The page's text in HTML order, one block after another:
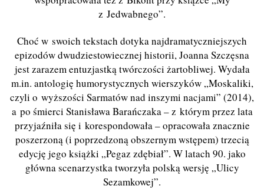
z Jedwabnego”.
Choć w swoich tekstach dotyka najdramatyczniejszych
epizodów dwudziestowiecznej historii, Joanna Szczęsna
jest zarazem entuzjastką twórczości żartobliwej. Wydała
m.in. antologię humorystycznych wierszyków „Moskaliki,
czyli o wyższości Sarmatów nad inszymi nacjami” (2014),
a po śmierci Stanisława Barańczaka – z którym przez lata
przyjaźniła się i korespondowała – opracowała znacznie
poszerzoną (i poprzedzoną obszernym wstępem) trzecią
edycję jego książki „Pegaz zdębiał”. W latach 90. jako
główna scenarzystka tworzyła polską wersję „Ulicy
Sezamkowej”.